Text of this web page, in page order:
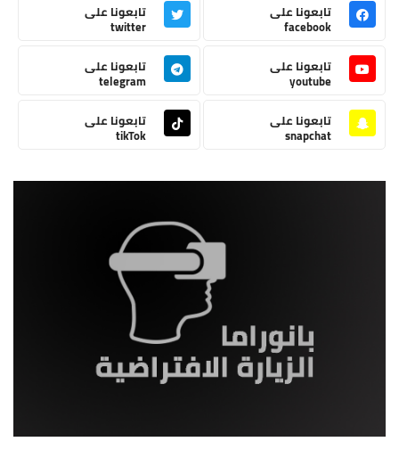
تابعونا على
facebook
تابعونا على
twitter
تابعونا على
youtube
تابعونا على
telegram
تابعونا على
snapchat
تابعونا على
tikTok